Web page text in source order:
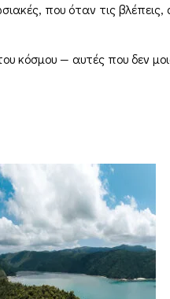
που όταν τις βλέπεις,
κόσμου — αυτές που δεν